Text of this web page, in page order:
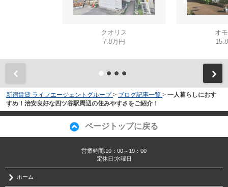
クオリス
7.8万円
オ
新宿賃貸 ライフエージェントグループ > ブログ記事一覧 > 一人暮らしにおす
すめ！治安良好な四ツ谷駅周辺の住みやすさをご紹介！
ページトップに戻る
営業時間:10：00～19：00
定休日:水曜日
ホーム